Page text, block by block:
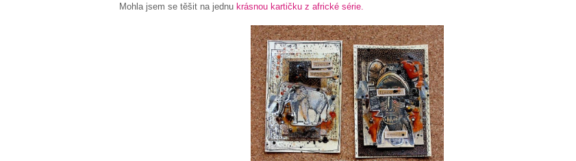
Mohla jsem se těšit na jednu krásnou kartičku z africké série.